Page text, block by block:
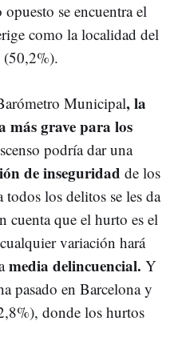
se encuentra el
como la localidad del
Municipal, la
más grave para los
podría dar una
de inseguridad de los
todos los delitos se les da
cuenta que el hurto es el
variación hará
media delincuencial. Y
pasado en Barcelona y
donde los hurtos